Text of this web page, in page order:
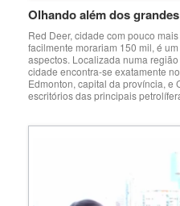
Olhando além dos
Red Deer, cidade com pouco
facilmente morariam 150 mil, é
aspectos. Localizada numa
cidade encontra-se exatamente
Edmonton, capital da província, e
escritórios das principais